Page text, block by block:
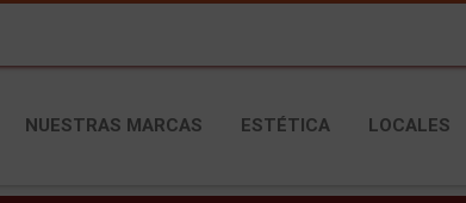
NUESTRAS MARCAS ESTÉTICA LOCALES